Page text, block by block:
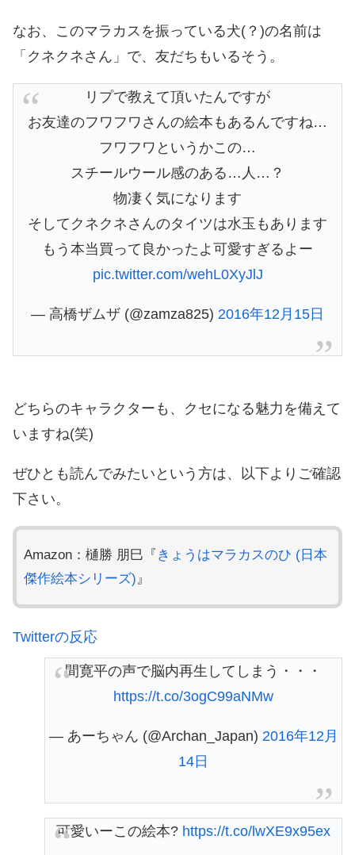
なお、このマラカスを振っている犬(？)の名前は
「クネクネさん」で、友だちもいるそう。
リプで教えて頂いたんですが
お友達のフワフワさんの絵本もあるんですね…
フワフワというかこの…
スチールウール感のある…人…？
物凄く気になります
そしてクネクネさんのタイツは水玉もあります
もう本当買って良かったよ可愛すぎるよー
pic.twitter.com/wehL0XyJlJ
— 高橋ザムザ (@zamza825) 2016年12月15日
どちらのキャラクターも、クセになる魅力を備えて
いますね(笑)
ぜひとも読んでみたいという方は、以下よりご確認
下さい。
Amazon：樋勝 朋巳『 きょうはマラカスのひ (日本
傑作絵本シリーズ)』
Twitterの反応
間寛平の声で脳内再生してしまう・・・
https://t.co/3ogC99aNMw
— あーちゃん (@Archan_Japan) 2016年12月
14日
可愛いーこの絵本? https://t.co/lwXE9x95ex